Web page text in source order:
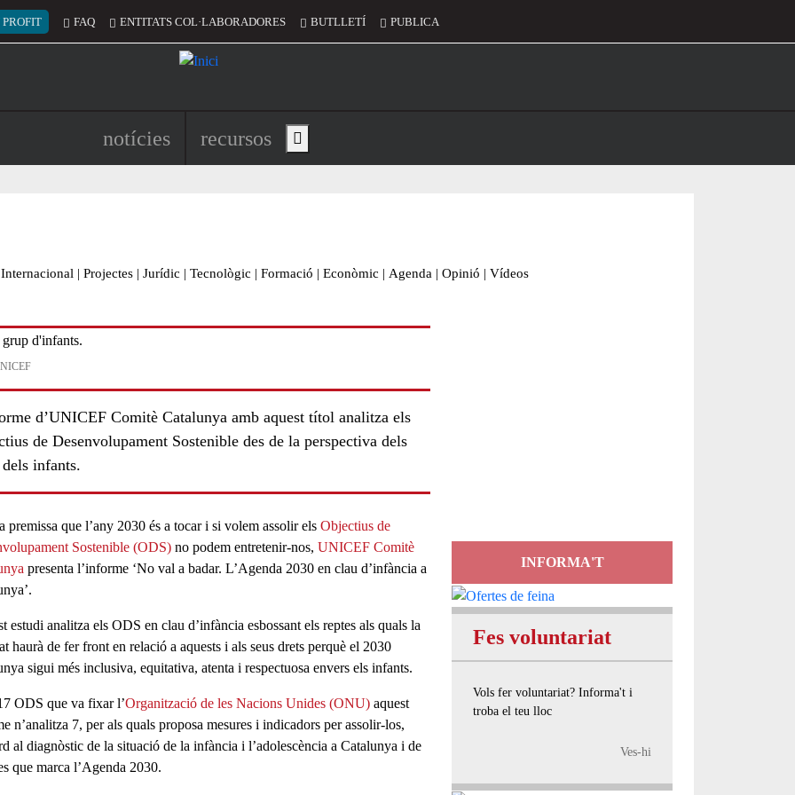
del compte d'usuari
PROFIT FAQ ENTITATS COL·LABORADORES BUTLLETÍ PUBLICA
Navegació principal de l'encapçalament
notícies recursos Show main menu
Internacional | Projectes | Jurídic | Tecnològic | Formació | Econòmic | Agenda | Opinió | Vídeos
d’UNICEF Comitè Catalunya amb aquest títol analitza els
de Desenvolupament Sostenible des de la perspectiva dels
infants.
premissa que l’any 2030 és a tocar i si volem assolir els Objectius de
Sostenible (ODS)no podem entretenir-nos, UNICEF Comitè
presenta l’informe ‘No val a badar. L’Agenda 2030 en clau d’infància a
.
estudi analitza els ODS en clau d’infància esbossant els reptesals quals la
haurà de fer front en relació a aquests i als seus drets perquè el 2030
sigui més inclusiva, equitativa, atenta i respectuosa envers els infants.
ODS que va fixar l’Organització de les Nacions Unides (ONU)aquest
n’analitza 7, per als quals proposa mesures i indicadors per assolir-los,
al diagnòsticde la situació de la infància i l’adolescència a Catalunya i de
que marca l’Agenda 2030.
INFORMA'T
Fes voluntariat
Vols fer voluntariat? Informa't i
troba el teu lloc
Ves-hi